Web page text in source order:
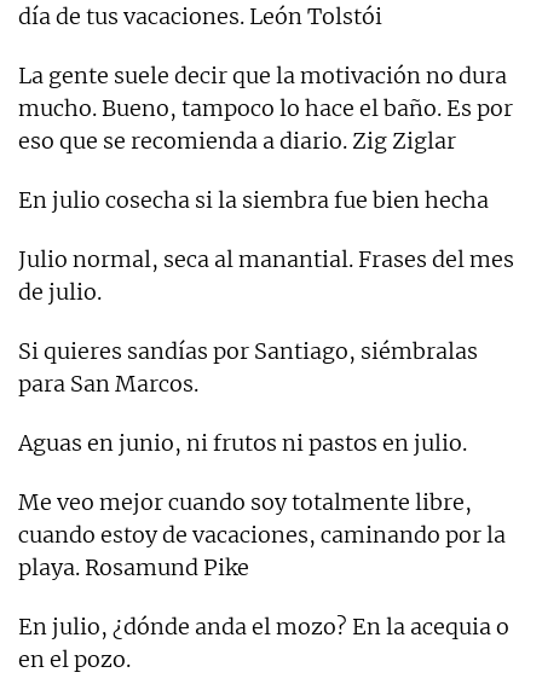
día de tus vacaciones. León Tolstói
La gente suele decir que la motivación no dura
mucho. Bueno, tampoco lo hace el baño. Es por
eso que se recomienda a diario. Zig Ziglar
En julio cosecha si la siembra fue bien hecha
Julio normal, seca al manantial. Frases del mes
de julio.
Si quieres sandías por Santiago, siémbralas
para San Marcos.
Aguas en junio, ni frutos ni pastos en julio.
Me veo mejor cuando soy totalmente libre,
cuando estoy de vacaciones, caminando por la
playa. Rosamund Pike
En julio, ¿dónde anda el mozo? En la acequia o
en el pozo.